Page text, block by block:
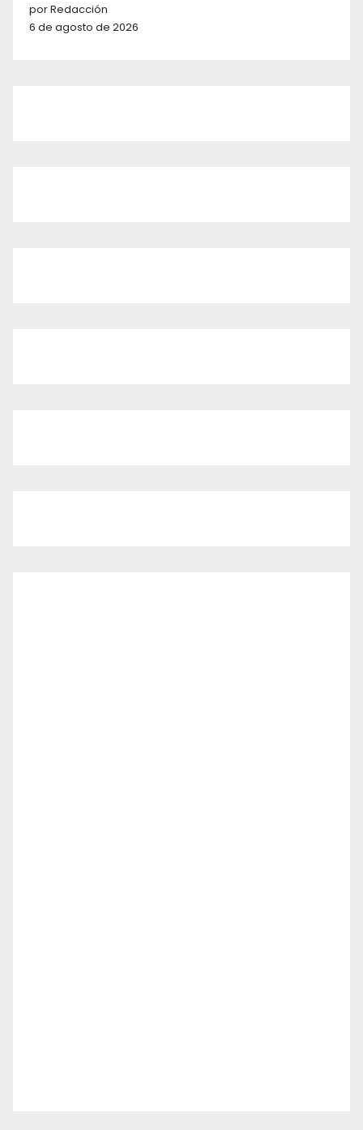
por Redacción
6 de agosto de 2026